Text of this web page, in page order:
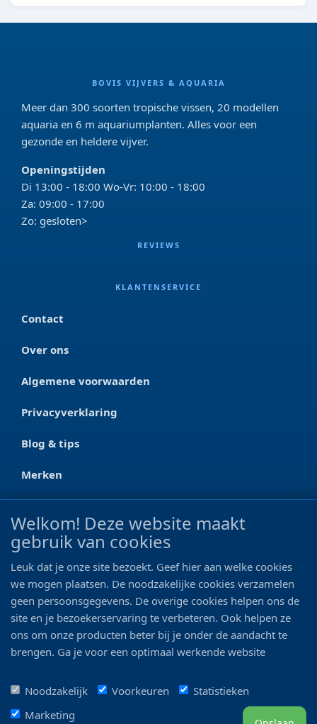
BOVIS VIJVERS & AQUARIA
Meer dan 300 soorten tropische vissen, 20 modellen
aquaria en 6 m aquariumplanten. Alles voor een
gezonde en heldere vijver.
Openingstijden
Di 13:00 - 18:00 Wo-Vr: 10:00 - 18:00
Za: 09:00 - 17:00
Zo: gesloten>
REVIEWS
KLANTENSERVICE
Contact
Over ons
Algemene voorwaarden
Privacyverklaring
Blog & tips
Merken
CONTACT
Ootmarsumseweg 125a
0546 - 622 990
06 - 11 19 81 42
info@bo-vis.nl
Welkom! Deze website maakt
gebruik van cookies
Leuk dat je onze site bezoekt. Geef hier aan welke cookies
we mogen plaatsen. De noodzakelijke cookies verzamelen
geen persoonsgegevens. De overige cookies helpen ons de
site en je bezoekerservaring te verbeteren. Ook helpen ze
ons om onze producten beter bij je onder de aandacht te
brengen. Ga je voor een optimaal werkende website
Noodzakelijk
Voorkeuren
Statistieken
Marketing